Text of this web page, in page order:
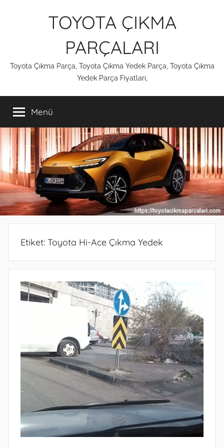
TOYOTA ÇIKMA
PARÇALARI
Toyota Çıkma Parça, Toyota Çıkma Yedek Parça, Toyota Çıkma
Yedek Parça Fiyatları,
Menü
Etiket: Toyota Hi-Ace Çıkma Yedek